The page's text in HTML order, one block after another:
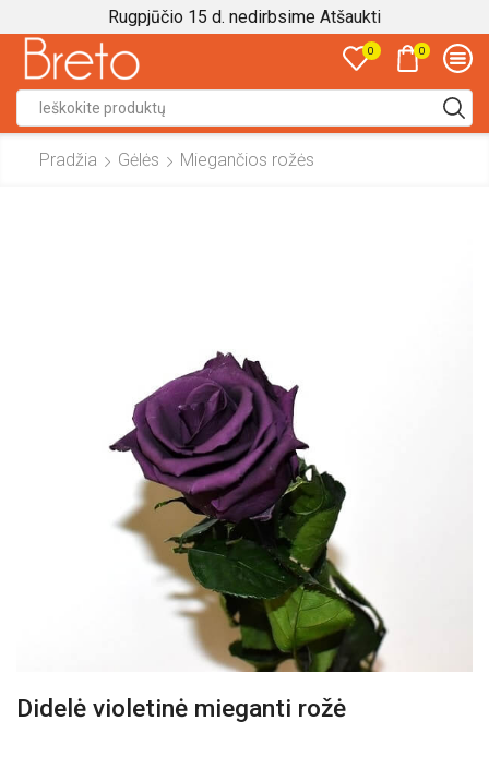
Rugpjūčio 15 d. nedirbsime Atšaukti
0 0
input
Pradžia Gėlės Miegančios rožės
Didelė violetinė mieganti rožė